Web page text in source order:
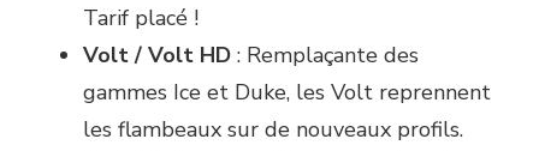
Tarif placé !
Volt / Volt HD : Remplaçante des
gammes Ice et Duke, les Volt reprennent
les flambeaux sur de nouveaux profils.